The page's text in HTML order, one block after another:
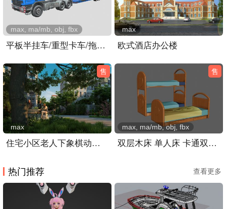
平板半挂车/重型卡车/拖车/平板车
max, ma/mb, obj, fbx
欧式酒店办公楼
max
售
住宅小区老人下象棋动画,老人休闲生活场景
max
售
双层木床 单人床 卡通双人床
max, ma/mb, obj, fbx
热门推荐 查看更多